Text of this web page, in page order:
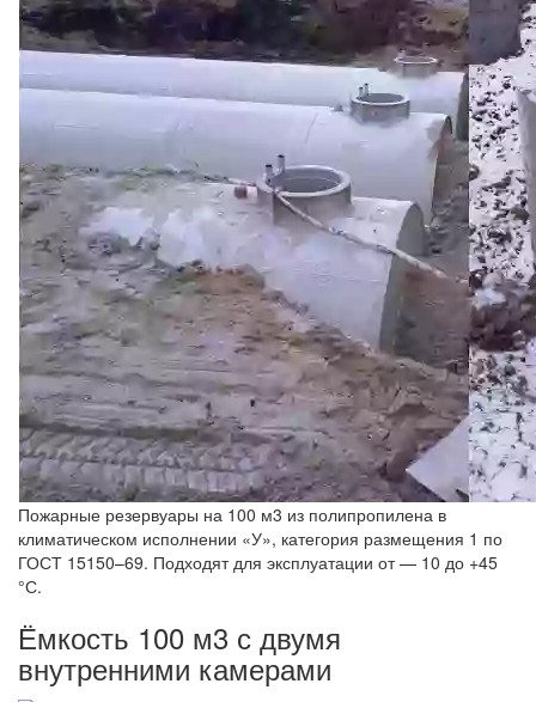
Пожарные резервуары на 100 м3 из полипропилена в
климатическом исполнении «У», категория размещения 1 по
ГОСТ 15150–69. Подходят для эксплуатации от — 10 до +45
°С.
Ёмкость 100 м3 с двумя
внутренними камерами